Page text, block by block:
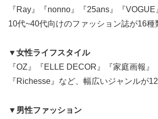
『Ray』『nonno』『25ans』『VOGUE
10代~40代向けのファッション誌が16種
▼女性ライフスタイル
『OZ』『ELLE DECOR』『家庭画報』
『Richesse』など、幅広いジャンルが12
▼男性ファッション